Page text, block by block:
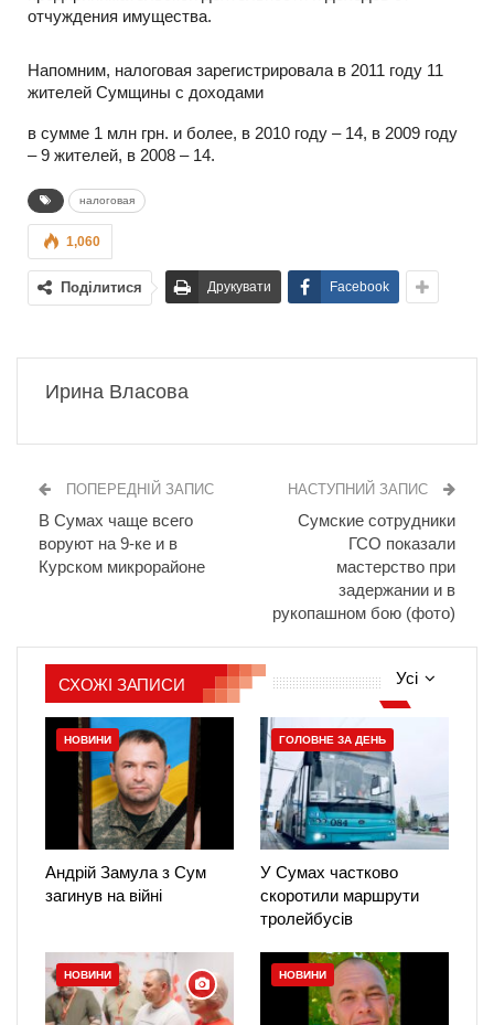
отчуждения имущества.
Напомним, налоговая зарегистрировала в 2011 году 11
жителей Сумщины с доходами
в сумме 1 млн грн. и более, в 2010 году – 14, в 2009 году
– 9 жителей, в 2008 – 14.
налоговая
1,060
Поділитися Друкувати Facebook
Ирина Власова
ПОПЕРЕДНІЙ ЗАПИС
В Сумах чаще всего
воруют на 9-ке и в
Курском микрорайоне
НАСТУПНИЙ ЗАПИС
Сумские сотрудники
ГСО показали
мастерство при
задержании и в
рукопашном бою (фото)
Усі
СХОЖІ ЗАПИСИ
НОВИНИ
Андрій Замула з Сум
загинув на війні
ГОЛОВНЕ ЗА ДЕНЬ
У Сумах частково
скоротили маршрути
тролейбусів
НОВИНИ НОВИНИ